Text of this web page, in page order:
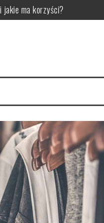
ma korzyści?
internetową Matfel.pl
pielęgnacja
i kiedy ma to znaczenie